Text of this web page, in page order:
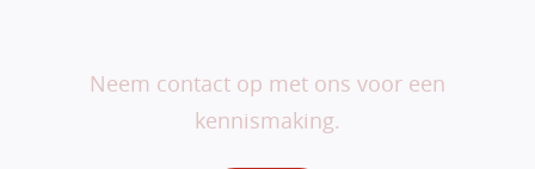
Neem contact op met ons voor een
kennismaking.